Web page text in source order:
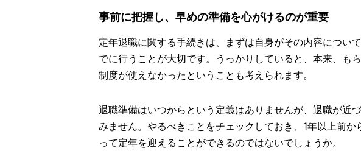
事前に把握し、早めの準備を心がけるのが重要
定年退職に関する手続きは、まずは自身がその内容につい
でに行うことが大切です。うっかりしていると、本来、も
制度が使えなかったということも考えられます。
退職準備はいつからという定義はありませんが、退職が近
みません。やるべきことをチェックしておき、1年以上前
って定年を迎えることができるのではないでしょうか。